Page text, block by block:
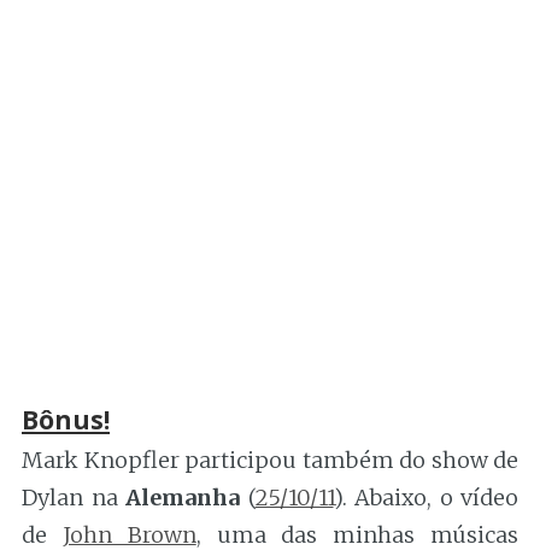
Bônus!
Mark Knopfler participou também do show de
Dylan na Alemanha (25/10/11). Abaixo, o vídeo
de John Brown, uma das minhas músicas